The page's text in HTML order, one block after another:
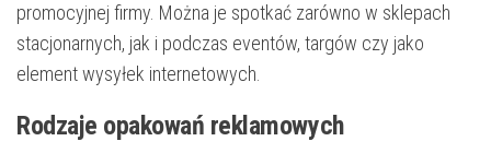
promocyjnej firmy. Można je spotkać zarówno w sklepach
stacjonarnych, jak i podczas eventów, targów czy jako
element wysyłek internetowych.
Rodzaje opakowań reklamowych